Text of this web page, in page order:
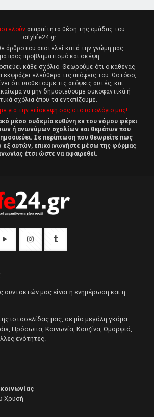
απαραίτητα θέση της ομάδας του
citylife24.gr.
άρθρο που αποτελεί κατά την γνώμη μας
προς προβληματισμό και σκέψη.
κάθε σχόλιο. Θεωρούμε ότι ο καθένας
εκφράζει ελεύθερα τις απόψεις του. Ωστόσο,
ότι υιοθετούμε τις απόψεις αυτές, και
να μην δημοσιεύουμε συκοφαντικά ή
σχόλια όπου τα εντοπίζουμε.
για την επίσκεψη σας στο ιστολόγιο μας!
μέσο ουδεμία ευθύνη εκ του νόμου φέρει
ή ανωνύμων σχολίων και θεμάτων που
Σε περίπτωση που θεωρείτε πως
εξ αυτών, επικοινωνήστε μέσω της φόρμας
έτσι ώστε να αφαιρεθεί.
μας είναι η ενημέρωση και η
ιστοσελίδας μας, σε μία μεγάλη γκάμα
Πρόσωπα, Κοινωνία, Κουζίνα, Ομορφιά,
ενότητες.
Χρυσή